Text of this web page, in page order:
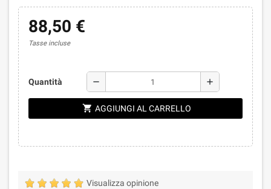
88,50 €
Tasse incluse
Quantità remove add
shopping_cart AGGIUNGI AL CARRELLO
Visualizza opinione